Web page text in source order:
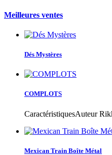
Meilleures ventes
Dés Mystères
COMPLOTS
CaractéristiquesAuteur
Mexican Train Boîte Métal